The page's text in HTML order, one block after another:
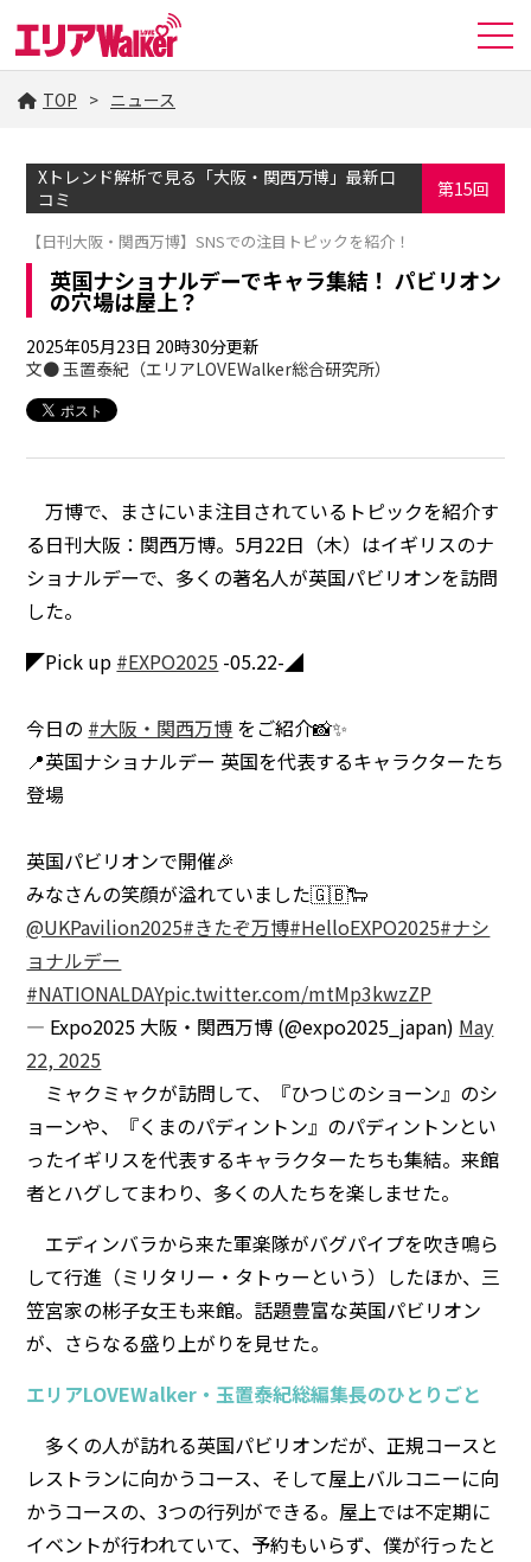
TOP ニュース
Xトレンド解析で見る「大阪・関西万博」最新口
コミ
第15回
【日刊大阪・関西万博】SNSでの注目トピックを紹介！
英国ナショナルデーでキャラ集結！ パビリオン
の穴場は屋上？
2025年05月23日 20時30分更新
文● 玉置泰紀（エリアLOVEWalker総合研究所）
万博で、まさにいま注目されているトピックを紹介す
る日刊大阪：関西万博。5月22日（木）はイギリスのナ
ショナルデーで、多くの著名人が英国パビリオンを訪問
した。
◤Pick up #EXPO2025 -05.22-◢
今日の #大阪・関西万博 をご紹介📸✨
📍英国ナショナルデー 英国を代表するキャラクターたち
登場
英国パビリオンで開催🎉
みなさんの笑顔が溢れていました🇬🇧🐑
@UKPavilion2025#きたぞ万博#HelloEXPO2025#ナシ
ョナルデー
#NATIONALDAYpic.twitter.com/mtMp3kwzZP
— Expo2025 大阪・関西万博 (@expo2025_japan) May
22, 2025
ミャクミャクが訪問して、『ひつじのショーン』のシ
ョーンや、『くまのパディントン』のパディントンとい
ったイギリスを代表するキャラクターたちも集結。来館
者とハグしてまわり、多くの人たちを楽しませた。
エディンバラから来た軍楽隊がバグパイプを吹き鳴ら
して行進（ミリタリー・タトゥーという）したほか、三
笠宮家の彬子女王も来館。話題豊富な英国パビリオン
が、さらなる盛り上がりを見せた。
エリアLOVEWalker・玉置泰紀総編集長のひとりごと
多くの人が訪れる英国パビリオンだが、正規コースと
レストランに向かうコース、そして屋上バルコニーに向
かうコースの、3つの行列ができる。屋上では不定期に
イベントが行われていて、予約もいらず、僕が行ったと